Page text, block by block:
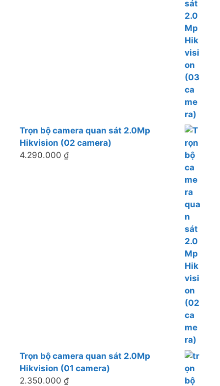
Trọn bộ camera quan sát 2.0Mp
Hikvision (02 camera)
4.290.000 ₫
Trọn bộ camera quan sát 2.0Mp
Hikvision (01 camera)
2.350.000 ₫